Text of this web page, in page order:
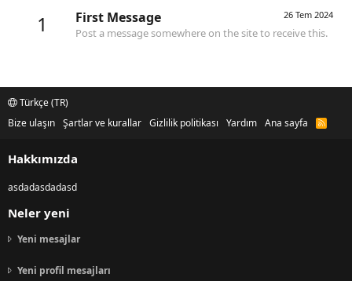
1 26 Tem 2024
First Message
Post a message somewhere on the site to receive this.
Türkçe (TR)
Bize ulaşın Şartlar ve kurallar Gizlilik politikası Yardım Ana sayfa
R
Hakkımızda
asdadasdadasd
Neler yeni
Yeni mesajlar
Yeni profil mesajları